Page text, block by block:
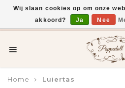
Voor 15:00 uur besteld,
Home Luiertas
Wij slaan cookies op om onze
akkoord?
Ja Nee